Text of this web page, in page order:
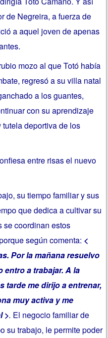
de Negreira, a fuerza de
a aquel joven de apenas
mozo al que Totó había
regresó a su villa natal
a los guantes,
con su aprendizaje
deportiva de los
entre risas el nuevo
su tiempo familiar y sus
que dedica a cultivar su
se coordinan estos
según comenta: <
Por la mañana resuelvo
a trabajar. A la
tarde me dirijo a entrenar,
muy activa y me
>. El negocio familiar de
su trabajo, le permite poder